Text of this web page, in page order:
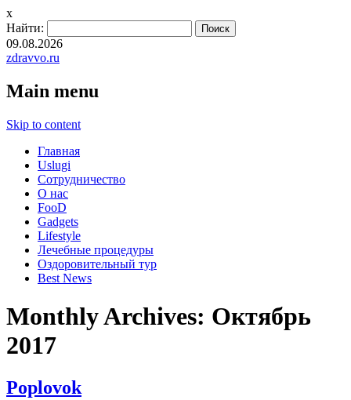
x
Найти:
09.08.2026
zdravvo.ru
Main menu
Skip to content
Главная
Uslugi
Сотрудничество
О нас
FooD
Gadgets
Lifestyle
Лечебные процедуры
Оздоровительный тур
Best News
Monthly Archives: Октябрь
2017
Poplovok